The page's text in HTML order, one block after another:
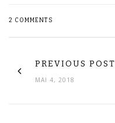
2 COMMENTS
PREVIOUS POST
MAI 4, 2018